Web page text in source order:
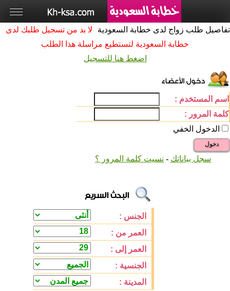
تفاصيل طلب زواج لدى خطابة السعودية
لا بد من تسجيل طلبك لدى
خطابة السعودية لتستطيع مراسلة هذا الطلب
اضغط هنا للتسجيل
اسم المستخدم :
كلمة المرور :
الدخول الخفي
دخول
سجل بياناتك - نسيت كلمة المرور ؟
الجنس :
العمر من :
العمر إلى :
الجنسية :
المدينة :